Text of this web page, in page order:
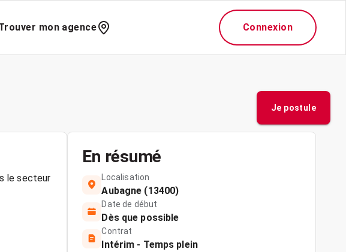
mon agence Connexion
Je postule
le secteur
En résumé
Localisation
Aubagne (13400)
Date de début
Dès que possible
Contrat
Intérim - Temps plein